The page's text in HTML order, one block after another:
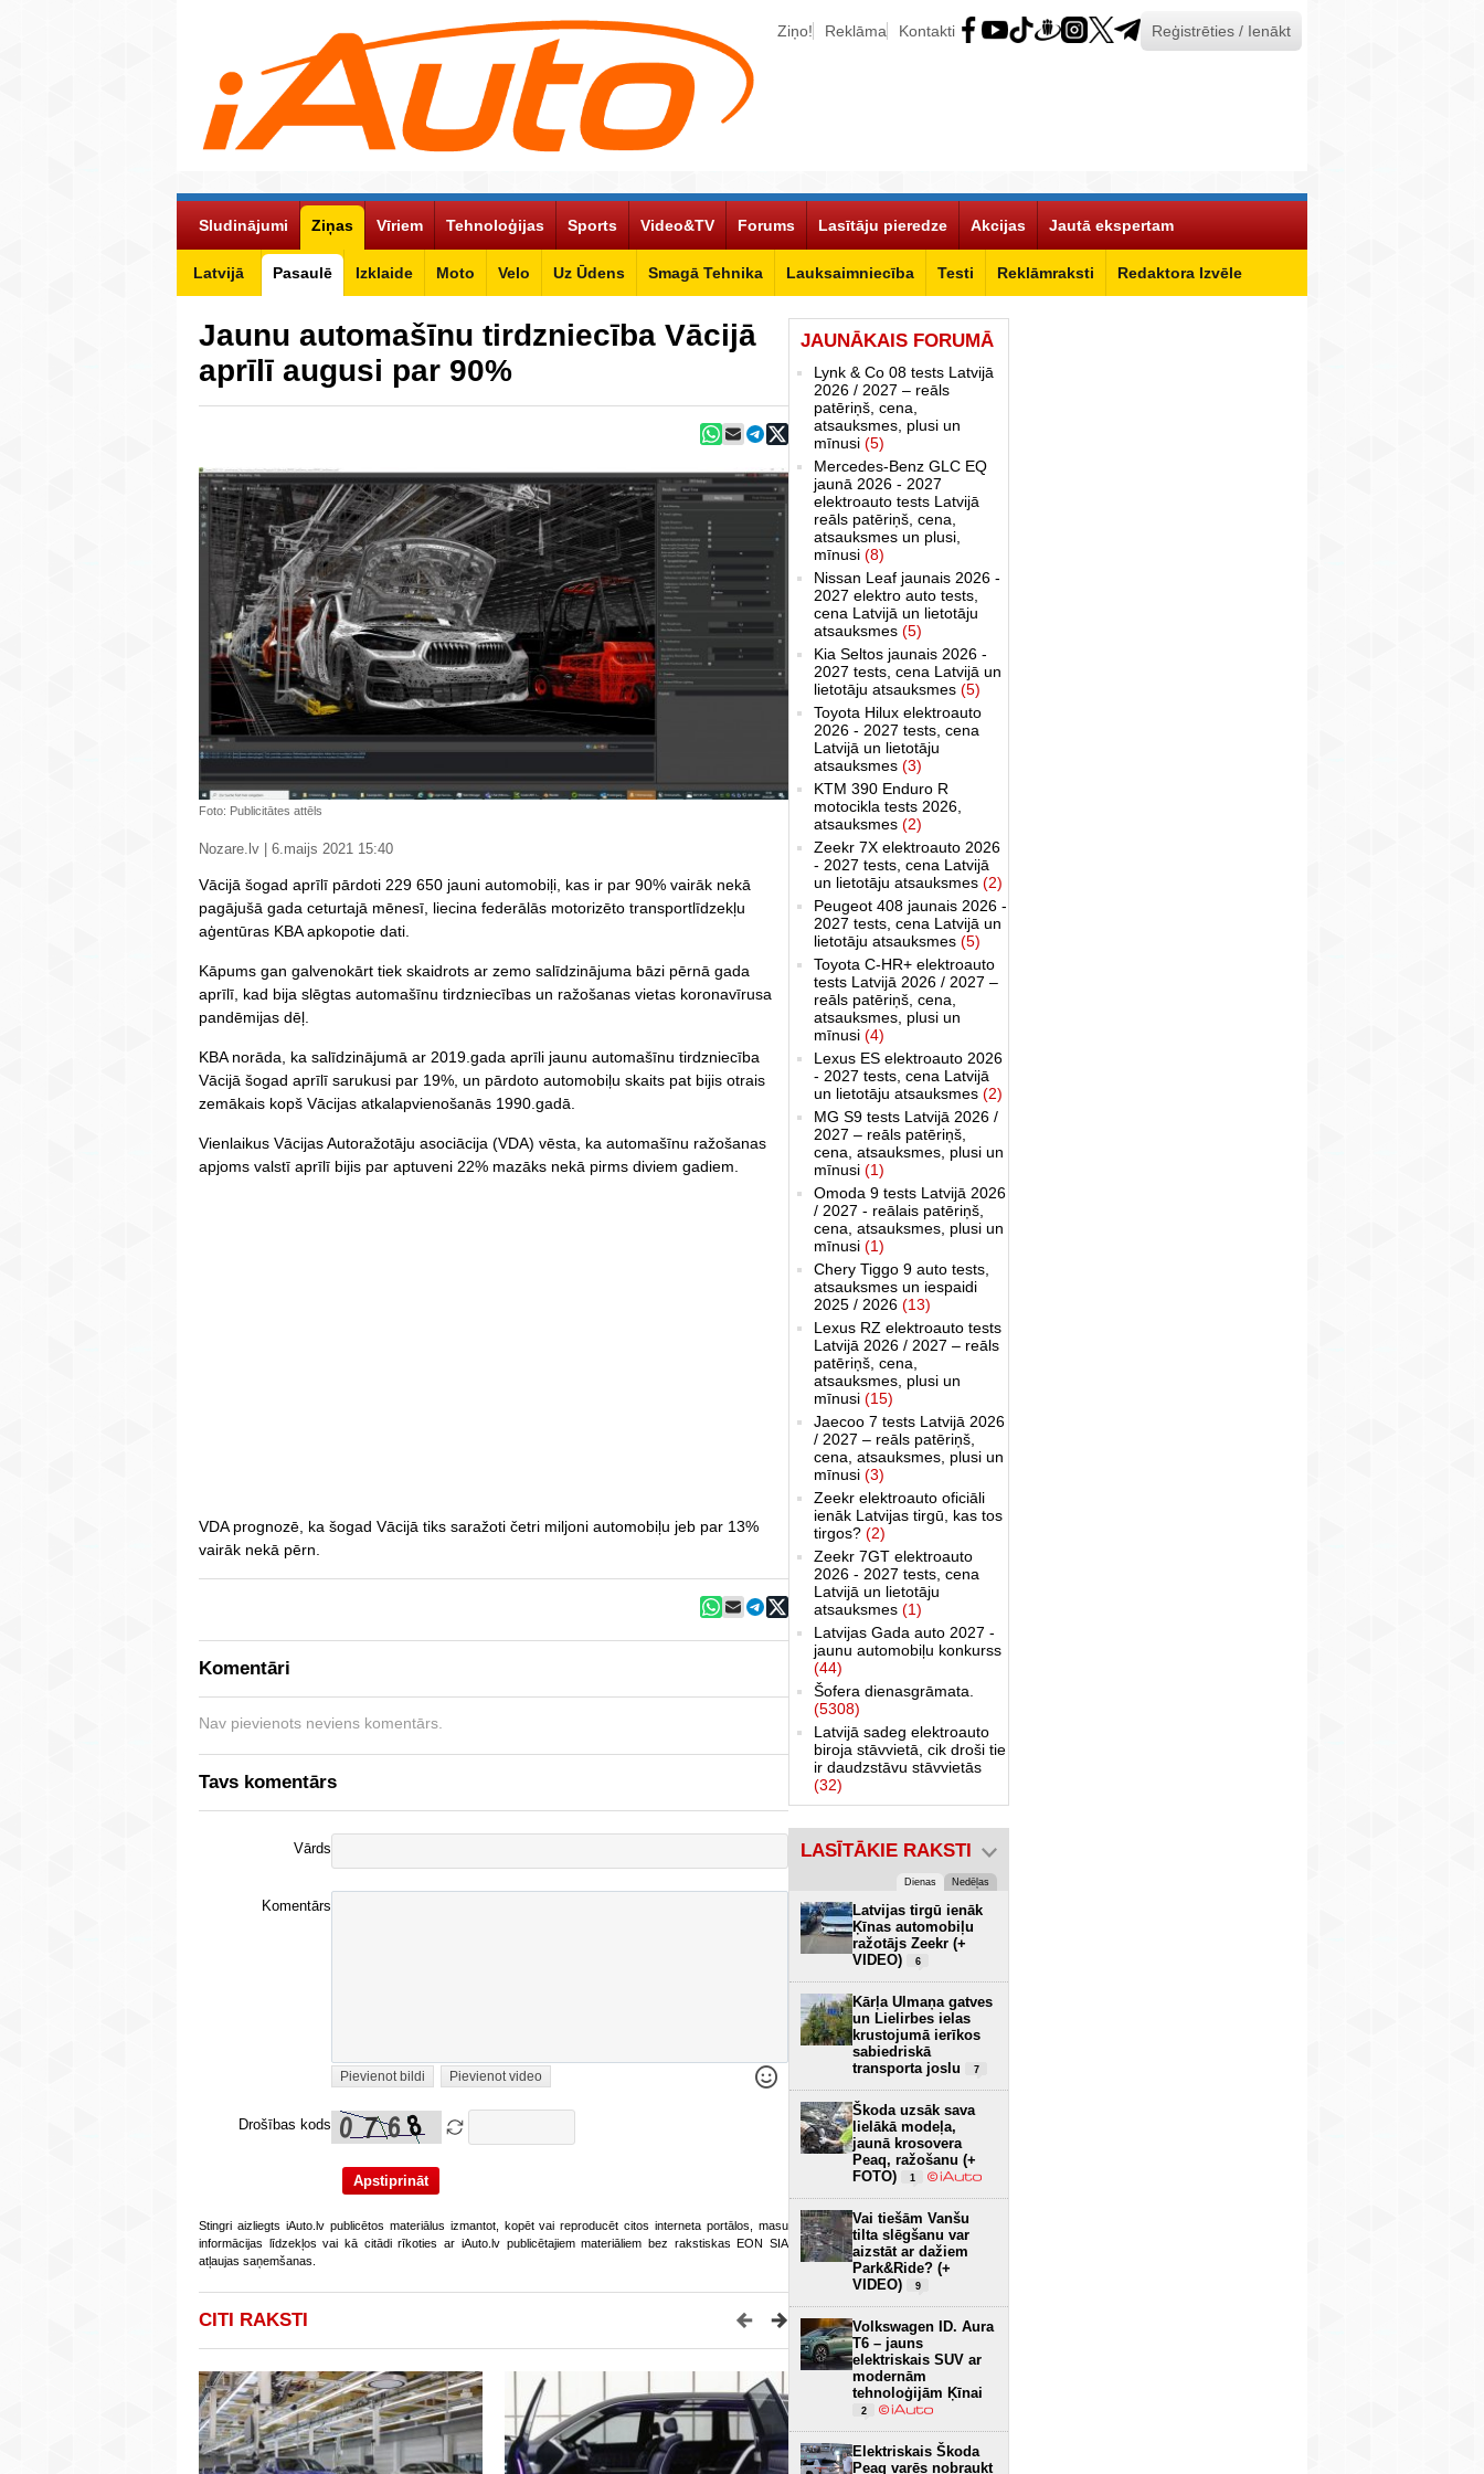
Ziņo! Reklāma Kontakti Reģistrēties / Ienākt
Sludinājumi Ziņas
Latvijā Pasaulē Izklaide Moto Velo Uz Ūdens Smagā Tehnika Lauksaimniecība Testi Reklāmraksti Redaktora Izvēle
Vīriem Tehnoloģijas Sports Video&TV Forums Lasītāju pieredze Akcijas Jautā ekspertam
Jaunu automašīnu tirdzniecība Vācijā
aprīlī augusi par 90%
Foto: Publicitātes attēls
Nozare.lv | 6.maijs 2021 15:40
Vācijā šogad aprīlī pārdoti 229 650 jauni automobiļi, kas ir par 90% vairāk nekā
pagājušā gada ceturtajā mēnesī, liecina federālās motorizēto transportlīdzekļu
aģentūras KBA apkopotie dati.
Kāpums gan galvenokārt tiek skaidrots ar zemo salīdzinājuma bāzi pērnā gada
aprīlī, kad bija slēgtas automašīnu tirdzniecības un ražošanas vietas koronavīrusa
pandēmijas dēļ.
KBA norāda, ka salīdzinājumā ar 2019.gada aprīli jaunu automašīnu tirdzniecība
Vācijā šogad aprīlī sarukusi par 19%, un pārdoto automobiļu skaits pat bijis otrais
zemākais kopš Vācijas atkalapvienošanās 1990.gadā.
Vienlaikus Vācijas Autoražotāju asociācija (VDA) vēsta, ka automašīnu ražošanas
apjoms valstī aprīlī bijis par aptuveni 22% mazāks nekā pirms diviem gadiem.
VDA prognozē, ka šogad Vācijā tiks saražoti četri miljoni automobiļu jeb par 13%
vairāk nekā pērn.
Komentāri
Nav pievienots neviens komentārs.
Tavs komentārs
Vārds
Komentārs
Pievienot bildi Pievienot video
Drošības kods
Stingri aizliegts iAuto.lv publicētos materiālus izmantot, kopēt vai reproducēt citos interneta portālos, masu
informācijas līdzekļos vai kā citādi rīkoties ar iAuto.lv publicētajiem materiāliem bez rakstiskas EON SIA
atļaujas saņemšanas.
CITI RAKSTI
JAUNĀKAIS FORUMĀ
Lynk & Co 08 tests Latvijā
2026 / 2027 – reāls
patēriņš, cena,
atsauksmes, plusi un
mīnusi (5)
Mercedes-Benz GLC EQ
jaunā 2026 - 2027
elektroauto tests Latvijā
reāls patēriņš, cena,
atsauksmes un plusi,
mīnusi (8)
Nissan Leaf jaunais 2026 -
2027 elektro auto tests,
cena Latvijā un lietotāju
atsauksmes (5)
Kia Seltos jaunais 2026 -
2027 tests, cena Latvijā un
lietotāju atsauksmes (5)
Toyota Hilux elektroauto
2026 - 2027 tests, cena
Latvijā un lietotāju
atsauksmes (3)
KTM 390 Enduro R
motocikla tests 2026,
atsauksmes (2)
Zeekr 7X elektroauto 2026
- 2027 tests, cena Latvijā
un lietotāju atsauksmes (2)
Peugeot 408 jaunais 2026 -
2027 tests, cena Latvijā un
lietotāju atsauksmes (5)
Toyota C-HR+ elektroauto
tests Latvijā 2026 / 2027 –
reāls patēriņš, cena,
atsauksmes, plusi un
mīnusi (4)
Lexus ES elektroauto 2026
- 2027 tests, cena Latvijā
un lietotāju atsauksmes (2)
MG S9 tests Latvijā 2026 /
2027 – reāls patēriņš,
cena, atsauksmes, plusi un
mīnusi (1)
Omoda 9 tests Latvijā 2026
/ 2027 - reālais patēriņš,
cena, atsauksmes, plusi un
mīnusi (1)
Chery Tiggo 9 auto tests,
atsauksmes un iespaidi
2025 / 2026 (13)
Lexus RZ elektroauto tests
Latvijā 2026 / 2027 – reāls
patēriņš, cena,
atsauksmes, plusi un
mīnusi (15)
Jaecoo 7 tests Latvijā 2026
/ 2027 – reāls patēriņš,
cena, atsauksmes, plusi un
mīnusi (3)
Zeekr elektroauto oficiāli
ienāk Latvijas tirgū, kas tos
tirgos? (2)
Zeekr 7GT elektroauto
2026 - 2027 tests, cena
Latvijā un lietotāju
atsauksmes (1)
Latvijas Gada auto 2027 -
jaunu automobiļu konkurss
(44)
Šofera dienasgrāmata.
(5308)
Latvijā sadeg elektroauto
biroja stāvvietā, cik droši tie
ir daudzstāvu stāvvietās
(32)
LASĪTĀKIE RAKSTI
Dienas Nedēļas
Latvijas tirgū ienāk
Ķīnas automobiļu
ražotājs Zeekr (+
VIDEO)
6
Kārļa Ulmaņa gatves
un Lielirbes ielas
krustojumā ierīkos
sabiedriskā
transporta joslu
7
Škoda uzsāk sava
lielākā modeļa,
jaunā krosovera
Peaq, ražošanu (+
FOTO)
1
Vai tiešām Vanšu
tilta slēgšanu var
aizstāt ar dažiem
Park&Ride? (+
VIDEO)
9
Volkswagen ID. Aura
T6 – jauns
elektriskais SUV ar
modernām
tehnoloģijām Ķīnai
2
Elektriskais Škoda
Peaq varēs nobraukt